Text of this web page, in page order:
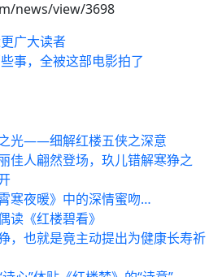
news/view/3698
广大读者
事，全被这部电影拍了
光——细解红楼五侠之深意
佳人翩然登场，玖儿错解寒狰之
寒夜暖》中的深情蜜吻…
读《红楼碧看》
，也就是竟主动提出为健康长寿祈